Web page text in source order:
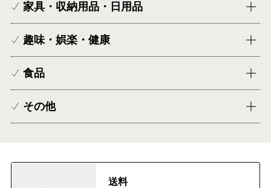
家具・収納用品・日用品
趣味・娯楽・健康
食品
その他
送料